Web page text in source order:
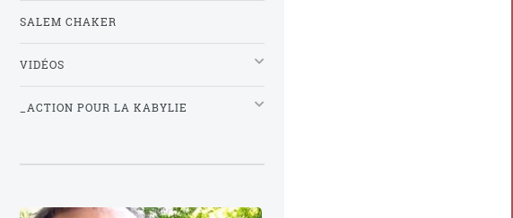
SALEM CHAKER
VIDÉOS
_ACTION POUR LA KABYLIE